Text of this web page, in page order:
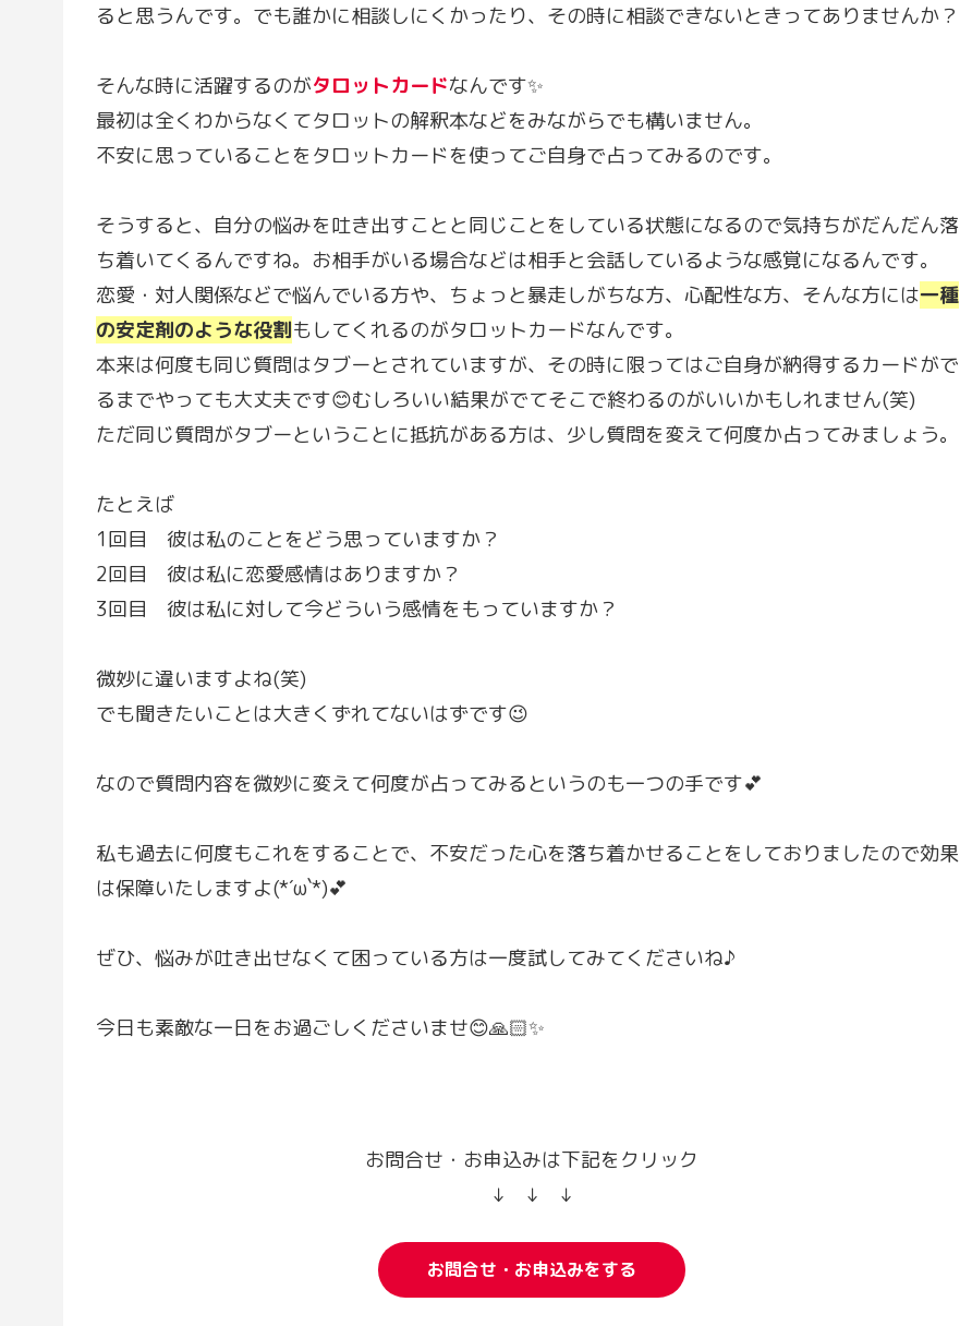
ると思うんです。でも誰かに相談しにくかったり、その時に相談できないときってありませんか？
そんな時に活躍するのがタロットカードなんです✨
最初は全くわからなくてタロットの解釈本などをみながらでも構いません。
不安に思っていることをタロットカードを使ってご自身で占ってみるのです。
そうすると、自分の悩みを吐き出すことと同じことをしている状態になるので気持ちがだんだん落
ち着いてくるんですね。お相手がいる場合などは相手と会話しているような感覚になるんです。
恋愛・対人関係などで悩んでいる方や、ちょっと暴走しがちな方、心配性な方、そんな方には一種
の安定剤のような役割もしてくれるのがタロットカードなんです。
本来は何度も同じ質問はタブーとされていますが、その時に限ってはご自身が納得するカードがで
るまでやっても大丈夫です😊むしろいい結果がでてそこで終わるのがいいかもしれません(笑)
ただ同じ質問がタブーということに抵抗がある方は、少し質問を変えて何度か占ってみましょう。
たとえば
1回目 彼は私のことをどう思っていますか？
2回目 彼は私に恋愛感情はありますか？
3回目 彼は私に対して今どういう感情をもっていますか？
微妙に違いますよね(笑)
でも聞きたいことは大きくずれてないはずです😉
なので質問内容を微妙に変えて何度が占ってみるというのも一つの手です💕
私も過去に何度もこれをすることで、不安だった心を落ち着かせることをしておりましたので効果
は保障いたしますよ(*´ω`*)💕
ぜひ、悩みが吐き出せなくて困っている方は一度試してみてくださいね♪
今日も素敵な一日をお過ごしくださいませ😊🙏🏻✨
お問合せ・お申込みは下記をクリック
↓ ↓ ↓
お問合せ・お申込みをする